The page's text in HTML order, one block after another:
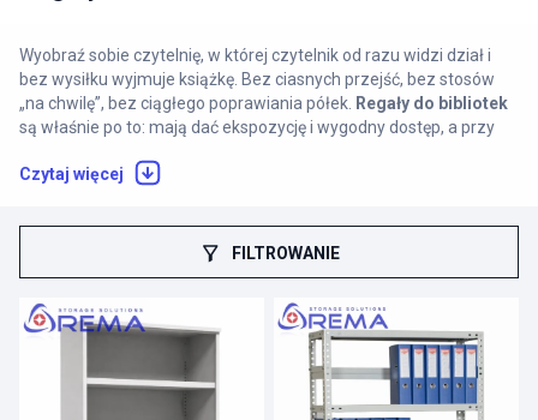
Wyobraź sobie czytelnię, w której czytelnik od razu widzi dział i
bez wysiłku wyjmuje książkę. Bez ciasnych przejść, bez stosów
„na chwilę”, bez ciągłego poprawiania półek. Regały do bibliotek
są właśnie po to: mają dać ekspozycję i wygodny dostęp, a przy
szybciej.
ograniczenia: okna, grzejniki, filary i drogi komunikacyjne. Dlatego
dobór zaczyna się od układu pomieszczenia i formatów zbiorów.
oznaczenia, łatwiej odkładać zwroty i utrzymać porządek na co
dzień.
W REMA dobieramy i produkujemy regały do bibliotekna
zamówienie. Możemy wykonać też
regały na wymiar, jeśli chcesz
Czytaj więcej
FILTROWANIE